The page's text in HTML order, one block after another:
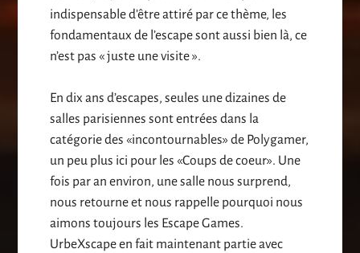
indispensable d’être attiré par ce thème, les
fondamentaux de l’escape sont aussi bien là, ce
n’est pas « juste une visite ».
En dix ans d’escapes, seules une dizaines de
salles parisiennes sont entrées dans la
catégorie des «incontournables» de Polygamer,
un peu plus ici pour les «Coups de coeur». Une
fois par an environ, une salle nous surprend,
nous retourne et nous rappelle pourquoi nous
aimons toujours les Escape Games.
UrbeXscape en fait maintenant partie avec